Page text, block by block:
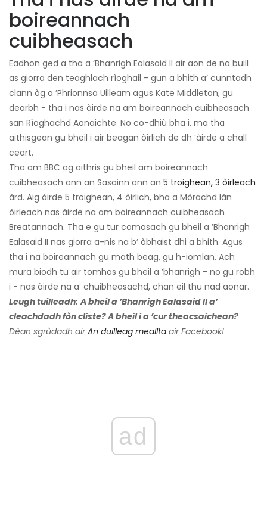
boireannach
cuibheasach
Eadhon ged a tha a ’Bhanrigh Ealasaid II air aon de na buill
as giorra den teaghlach rìoghail - gun a bhith a’ cunntadh
clann òg a ’Phrionnsa Uilleam agus Kate Middleton, gu
dearbh - tha i nas àirde na am boireannach cuibheasach
san Rìoghachd Aonaichte. No co-dhiù bha i, ma tha
aithisgean gu bheil i air beagan òirlich de dh ’àirde a chall
ceart.
Tha am BBC ag aithris gu bheil am boireannach
cuibheasach ann an Sasainn ann an 5 troighean, 3 òirleach
àrd. Aig àirde 5 troighean, 4 òirlich, bha a Mòrachd làn
òirleach nas àirde na am boireannach cuibheasach
Breatannach. Tha e gu tur comasach gu bheil a ’Bhanrigh
Ealasaid II nas giorra a-nis na b’ àbhaist dhi a bhith. Agus
tha i na boireannach gu math beag, gu h-iomlan. Ach
mura biodh tu air tomhas gu bheil a ’bhanrigh - no gu robh
i - nas àirde na a’ chuibheasachd, chan eil thu nad aonar.
Leugh tuilleadh: A bheil a ’Bhanrigh Ealasaid II a’
cleachdadh fòn cliste? A bheil i a ’cur theacsaichean?
Dèan sgrùdadh air An duilleag meallta air Facebook!
ad